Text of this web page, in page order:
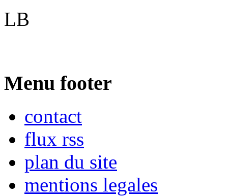
LB
Menu footer
contact
flux rss
plan du site
mentions legales